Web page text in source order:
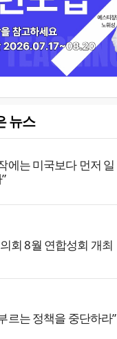
뉴스
에는 미국보다 먼저 일
회 8월 연합성회 개최
르는 정책을 중단하라”